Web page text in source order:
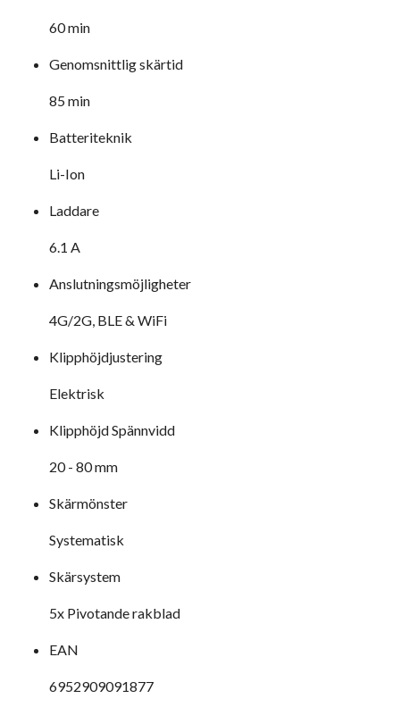
60 min
Genomsnittlig skärtid
85 min
Batteriteknik
Li-Ion
Laddare
6.1 A
Anslutningsmöjligheter
4G/2G, BLE & WiFi
Klipphöjdjustering
Elektrisk
Klipphöjd Spännvidd
20 - 80 mm
Skärmönster
Systematisk
Skärsystem
5x Pivotande rakblad
EAN
6952909091877